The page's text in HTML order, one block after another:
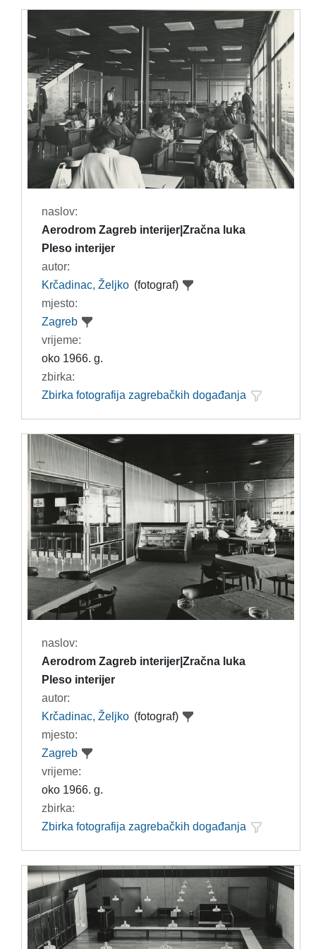
naslov:
Aerodrom Zagreb interijer|Zračna luka
Pleso interijer
autor:
Krčadinac, Željko (fotograf)
mjesto:
Zagreb
vrijeme:
oko 1966. g.
zbirka:
Zbirka fotografija zagrebačkih događanja
naslov:
Aerodrom Zagreb interijer|Zračna luka
Pleso interijer
autor:
Krčadinac, Željko (fotograf)
mjesto:
Zagreb
vrijeme:
oko 1966. g.
zbirka:
Zbirka fotografija zagrebačkih događanja